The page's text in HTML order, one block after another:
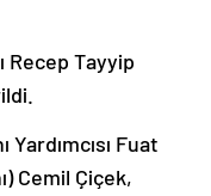
Recep Tayyip
Fuat
Cemil Çiçek,